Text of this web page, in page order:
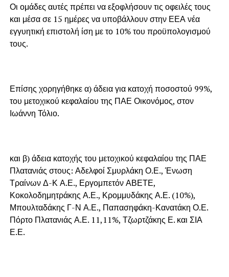
Οι ομάδες αυτές πρέπει να εξοφλήσουν τις οφειλές τους
και μέσα σε 15 ημέρες να υποβάλλουν στην ΕΕΑ νέα
εγγυητική επιστολή ίση με το 10% του προϋπολογισμού
τους.
Επίσης χορηγήθηκε α) άδεια για κατοχή ποσοστού 99%,
του μετοχικού κεφαλαίου της ΠΑΕ Οικονόμος, στον
Ιωάννη Τόλιο.
και β) άδεια κατοχής του μετοχικού κεφαλαίου της ΠΑΕ
Πλατανιάς στους: Αδελφοί Σμυρλάκη Ο.Ε., Ένωση
Τραίνων Δ-Κ Α.Ε., Εργομπετόν ΑΒΕΤΕ,
Κοκολοδημητράκης Α.Ε., Κρομμυδάκης Α.Ε. (10%),
Μπουλταδάκης Γ-Ν Α.Ε., Παπασηφάκη-Κανατάκη Ο.Ε.
Πόρτο Πλατανιάς Α.Ε. 11,11%, Τζωρτζάκης Ε. και ΣΙΑ
Ε.Ε.